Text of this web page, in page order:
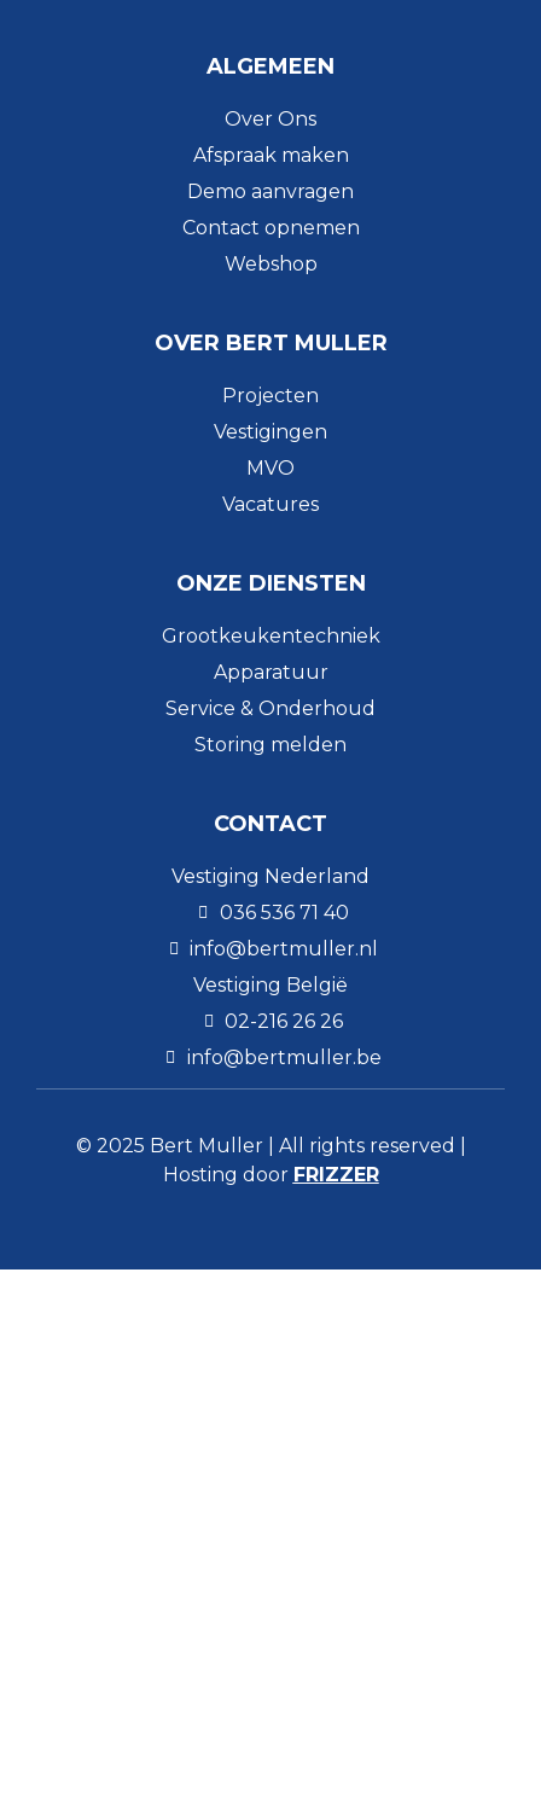
ALGEMEEN
Over Ons
Afspraak maken
Demo aanvragen
Contact opnemen
Webshop
OVER BERT MULLER
Projecten
Vestigingen
MVO
Vacatures
ONZE DIENSTEN
Grootkeukentechniek
Apparatuur
Service & Onderhoud
Storing melden
CONTACT
Vestiging Nederland
036 536 71 40
info@bertmuller.nl
Vestiging België
02-216 26 26
info@bertmuller.be
© 2025 Bert Muller | All rights reserved |
Hosting door FRIZZER